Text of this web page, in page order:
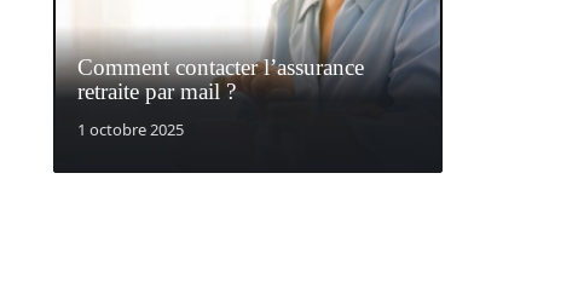
Comment contacter l’assurance
retraite par mail ?
1 octobre 2025